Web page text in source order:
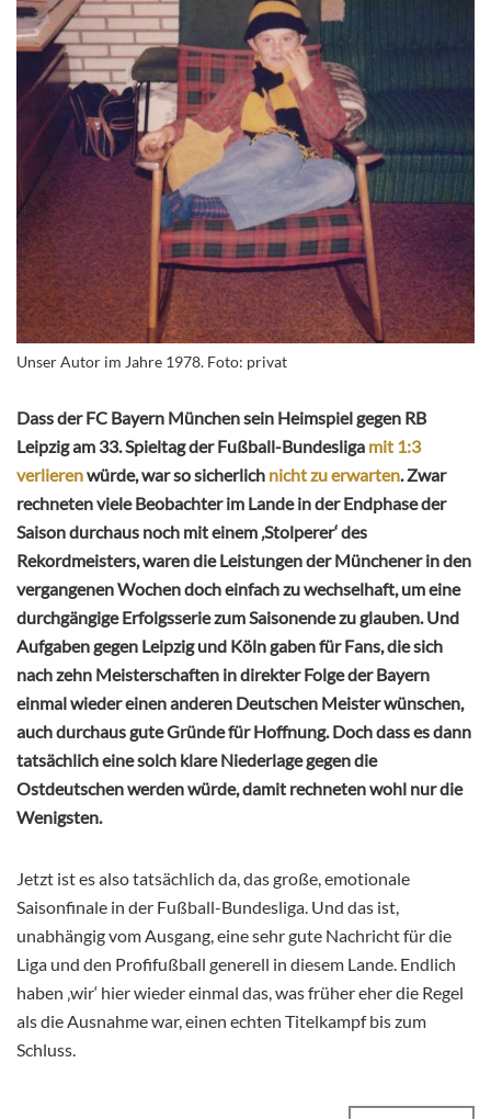
Unser Autor im Jahre 1978. Foto: privat
Dass der FC Bayern München sein Heimspiel gegen RB
Leipzig am 33. Spieltag der Fußball-Bundesliga mit 1:3
verlierenwürde, war so sicherlich nicht zu erwarten. Zwar
rechneten viele Beobachter im Lande in der Endphase der
Saison durchaus noch mit einem ‚Stolperer‘ des
Rekordmeisters, waren die Leistungen der Münchener in den
vergangenen Wochen doch einfach zu wechselhaft, um eine
durchgängige Erfolgsserie zum Saisonende zu glauben. Und
Aufgaben gegen Leipzig und Köln gaben für Fans, die sich
nach zehn Meisterschaften in direkter Folge der Bayern
einmal wieder einen anderen Deutschen Meister wünschen,
auch durchaus gute Gründe für Hoffnung. Doch dass es dann
tatsächlich eine solch klare Niederlage gegen die
Ostdeutschen werden würde, damit rechneten wohl nur die
Wenigsten.
Jetzt ist es also tatsächlich da, das große, emotionale
Saisonfinale in der Fußball-Bundesliga. Und das ist,
unabhängig vom Ausgang, eine sehr gute Nachricht für die
Liga und den Profifußball generell in diesem Lande. Endlich
haben ‚wir‘ hier wieder einmal das, was früher eher die Regel
als die Ausnahme war, einen echten Titelkampf bis zum
Schluss.